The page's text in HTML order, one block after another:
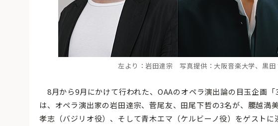
左より：岩田達宗 写真提供：大阪音楽大学、黒田
8月から9月にかけて行われた、OAAのオペラ演出論の目玉企画
は、オペラ演出家の岩田達宗、菅尾友、田尾下哲の3名が、腰越満
孝志（バジリオ役）、そして青木エマ（ケルビーノ役）をゲスト